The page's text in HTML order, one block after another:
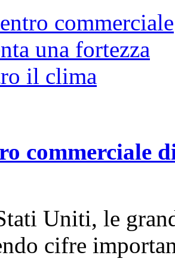
commerciale
Uniti, le
cifre